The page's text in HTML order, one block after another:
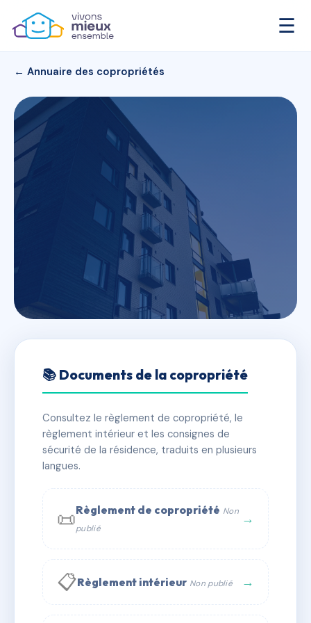
☰
← Annuaire des copropriétés
LE BELVEDERE DE LA VISTE
✓ Immatriculée 🏠 143 lots 🏗 1 bâtiment(s)
📞 Contacter Syndic Digital
📚 Documents de la copropriété
Consultez le règlement de copropriété, le
règlement intérieur et les consignes de
sécurité de la résidence, traduits en plusieurs
langues.
📜Règlement de copropriété Non
publié
→
📋Règlement intérieur Non publié →